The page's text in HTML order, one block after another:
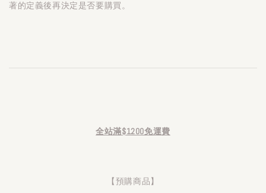
著的定義後再決定是否要購買。
全站滿$1200免運費
【預購商品】